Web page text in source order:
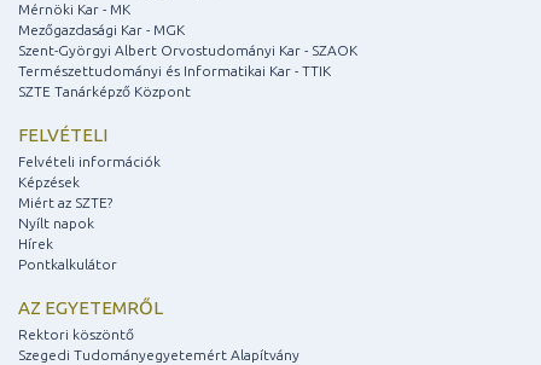
Mérnöki Kar - MK
Mezőgazdasági Kar - MGK
Szent-Györgyi Albert Orvostudományi Kar - SZAOK
Természettudományi és Informatikai Kar - TTIK
SZTE Tanárképző Központ
FELVÉTELI
Felvételi információk
Képzések
Miért az SZTE?
Nyílt napok
Hírek
Pontkalkulátor
AZ EGYETEMRŐL
Rektori köszöntő
Szegedi Tudományegyetemért Alapítvány